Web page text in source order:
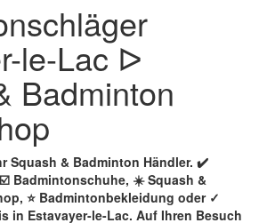
le-Lac ᐅ
Badminton
Squash & Badminton Händler. ✔️
Badmintonschuhe, ☀️ Squash &
⭐ Badmintonbekleidung oder ✓
in Estavayer-le-Lac. Auf Ihren Besuch